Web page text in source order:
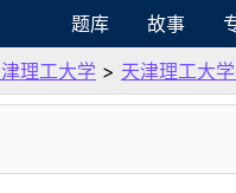
题库 故事
理工大学 > 天津理工大